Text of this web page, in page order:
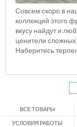
Совсем скоро в
коллекций этого
вкусу найдут и
ценители сложных
Наберитесь
ВСЕ ТОВАРЫ
УСЛОВИЯ РАБОТЫ